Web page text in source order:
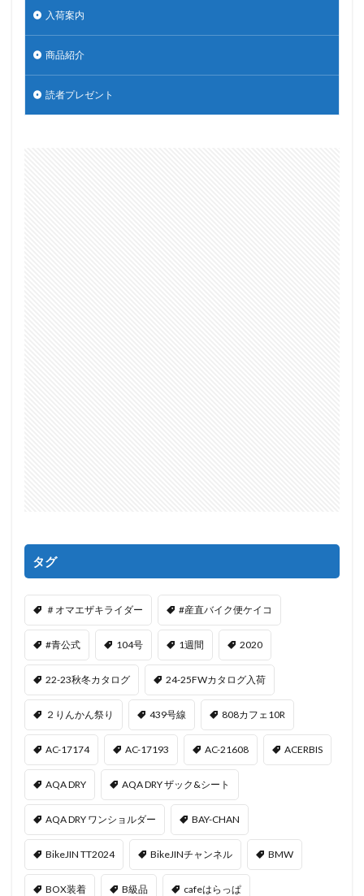
入荷案内
商品紹介
読者プレゼント
タグ
＃オマエザキライダー #産直バイク便ケイコ
#青公式 104号 1週間 2020
22-23秋冬カタログ 24-25FWカタログ入荷
２りんかん祭り 439号線 808カフェ10R
AC-17174 AC-17193 AC-21608 ACERBIS
AQA DRY AQA DRY ザック&シート
AQA DRY ワンショルダー BAY-CHAN
BikeJIN TT2024 BikeJINチャンネル BMW
BOX装着 B級品 cafeはらっぱ